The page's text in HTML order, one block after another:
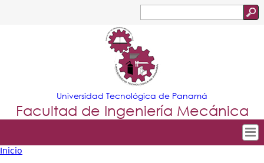
Jump to navigation
de
búsqueda
Universidad Tecnológica de Panamá
Facultad de Ingeniería Mecánica
Tropical
Inicio